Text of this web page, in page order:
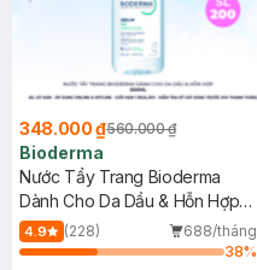
348.000 ₫560.000 ₫
Bioderma
Nước Tẩy Trang Bioderma
Dành Cho Da Dầu & Hỗn Hợp
500ml
4.9 (228)
688/tháng
38%